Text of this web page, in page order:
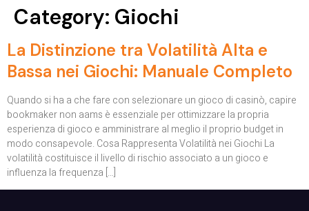
Category: Giochi
La Distinzione tra Volatilità Alta e
Bassa nei Giochi: Manuale Completo
Quando si ha a che fare con selezionare un gioco di casinò, capire
bookmaker non aams è essenziale per ottimizzare la propria
esperienza di gioco e amministrare al meglio il proprio budget in
modo consapevole. Cosa Rappresenta Volatilità nei Giochi La
volatilità costituisce il livello di rischio associato a un gioco e
influenza la frequenza […]